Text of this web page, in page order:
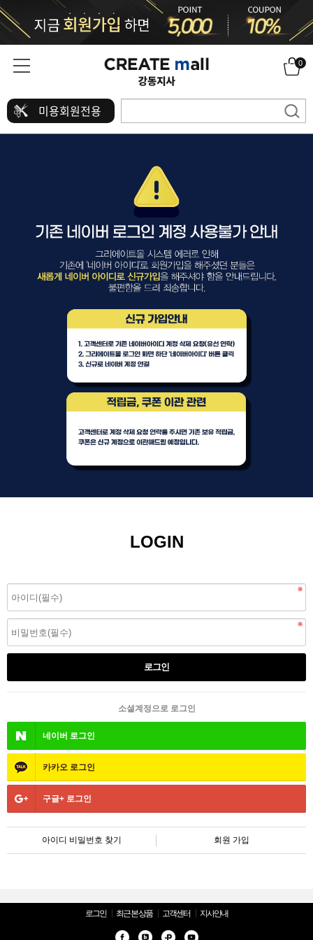
0
미용회원전용
LOGIN
소셜계정으로 로그인
네이버 로그인
카카오 로그인
구글+ 로그인
아이디 비밀번호 찾기 회원 가입
로그인 최근 본 상품 고객센터 지사안내